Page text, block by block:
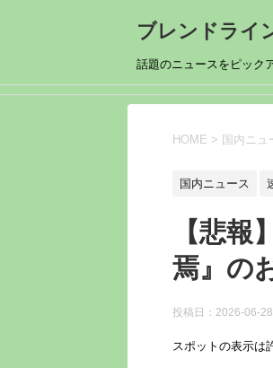
ブレンドライ
話題のニュースをピック
HOME > 国内ニュ
国内ニュース
【悲
焉』の
投稿日： 2026-06-28